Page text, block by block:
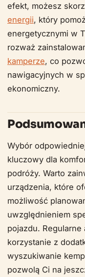
efekt, możesz
energii, który
energetycznymi w
rozważ
kamperze, co
nawigacyjnych w
ekonomiczny.
Wybór
kluczowy dla
podróży. Warto
urządzenia, które
możliwość
uwzględnieniem
pojazdu. Regularne
korzystanie z
wyszukiwanie
pozwolą Ci na